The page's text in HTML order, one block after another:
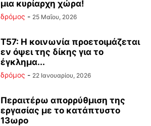
μια κυρίαρχη χώρα!
δρόμος - 25 Μαΐου, 2026
Τ57: Η κοινωνία προετοιμάζεται
εν όψει της δίκης για το
έγκλημα...
δρόμος - 22 Ιανουαρίου, 2026
Περαιτέρω απορρύθμιση της
εργασίας με το κατάπτυστο
13ωρο